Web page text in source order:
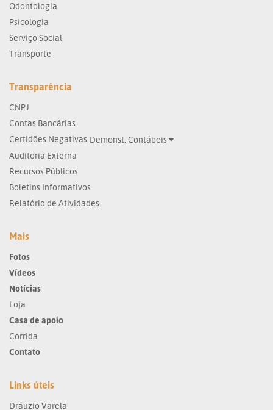
Odontologia
Psicologia
Serviço Social
Transporte
Transparência
CNPJ
Contas Bancárias
Certidões Negativas Demonst. Contábeis
Auditoria Externa
Recursos Públicos
Boletins Informativos
Relatório de Atividades
Mais
Fotos
Vídeos
Notícias
Loja
Casa de apoio
Corrida
Contato
Links úteis
Dráuzio Varela